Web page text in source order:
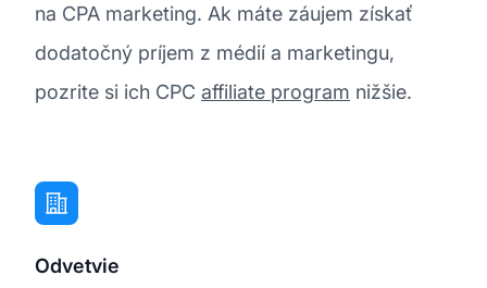
na CPA marketing. Ak máte záujem získať
dodatočný príjem z médií a marketingu,
pozrite si ich CPC affiliate program nižšie.
Odvetvie